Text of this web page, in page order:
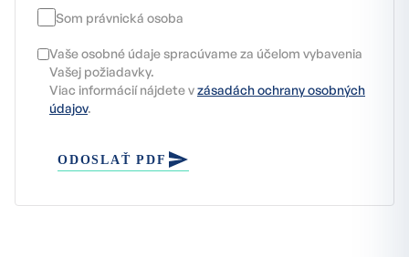
Som právnická osoba
Vaše osobné údaje spracúvame za účelom vybavenia
Vašej požiadavky.
Viac informácií nájdete vzásadách ochrany osobných
údajov.
ODOSLAŤ PDF